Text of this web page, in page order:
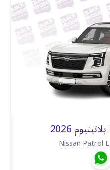
Nissan Patrol